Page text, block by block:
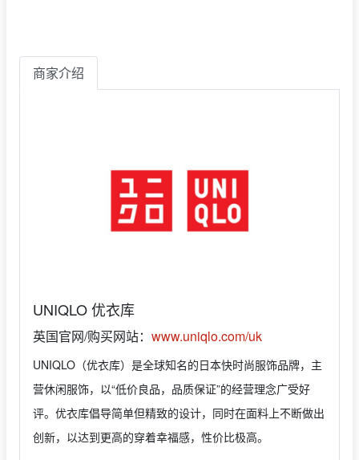
商家介绍
UNIQLO 优衣库
英国官网/购买网站： www.uniqlo.com/uk
UNIQLO（优衣库）是全球知名的日本快时尚服饰品牌，主
营休闲服饰，以“低价良品，品质保证”的经营理念广受好
评。优衣库倡导简单但精致的设计，同时在面料上不断做出
创新，以达到更高的穿着幸福感，性价比极高。